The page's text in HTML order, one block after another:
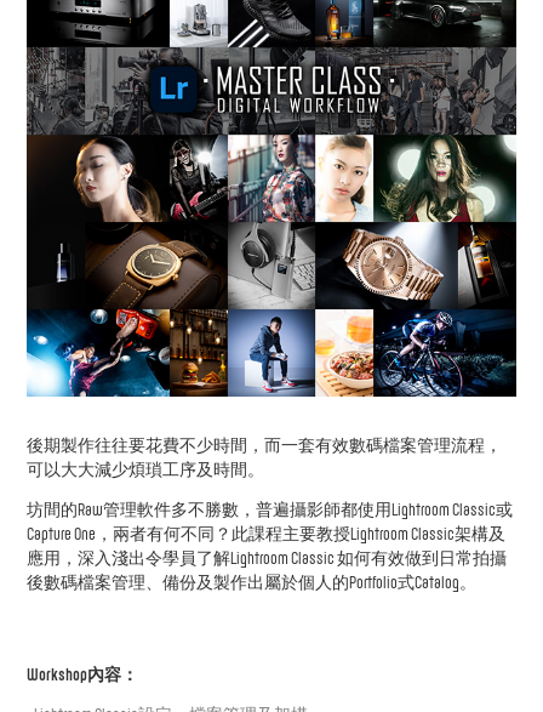
後期製作往往要花費不少時間，而一套有效數碼檔案管理流程，
可以大大減少煩瑣工序及時間。
坊間的Raw管理軟件多不勝數，普遍攝影師都使用Lightroom Classic或
Capture One，兩者有何不同？此課程主要教授Lightroom Classic架構及
應用，深入淺出令學員了解Lightroom Classic 如何有效做到日常拍攝
後數碼檔案管理、備份及製作出屬於個人的Portfolio式Catalog。
Workshop內容：